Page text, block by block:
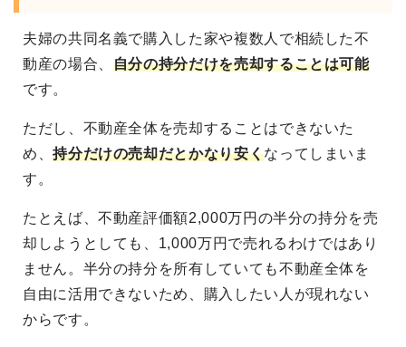
夫婦の共同名義で購入した家や複数人で相続した不
動産の場合、 自分の持分だけを売却することは可能
です。
ただし、不動産全体を売却することはできないた
め、持分だけの売却だとかなり安くなってしまいま
す。
たとえば、不動産評価額2,000万円の半分の持分を売
却しようとしても、1,000万円で売れるわけではあり
ません。半分の持分を所有していても不動産全体を
自由に活用できないため、購入したい人が現れない
からです。